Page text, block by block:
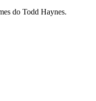
do Todd Haynes.